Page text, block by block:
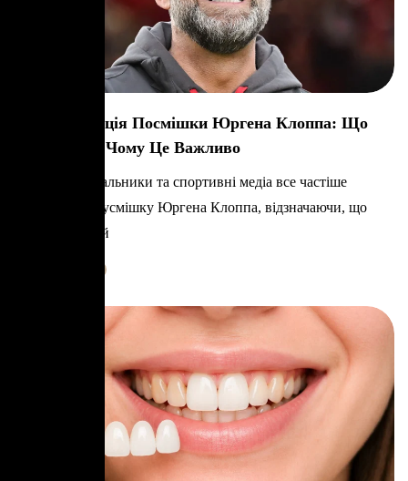
Трансформація Посмішки Юргена Клоппа: Що
Змінилося І Чому Це Важливо
Уважні вболівальники та спортивні медіа все частіше
обговорюють усмішку Юргена Клоппа, відзначаючи, що
його зовнішній